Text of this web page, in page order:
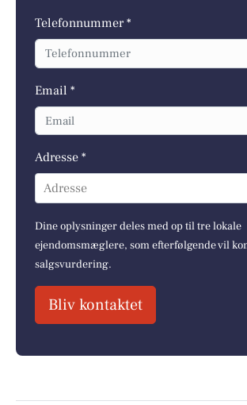
Telefonnummer *
Email *
Adresse *
Adresse
Dine oplysninger deles med op til tre lokale
ejendomsmæglere, som efterfølgende vil
salgsvurdering.
Bliv kontaktet